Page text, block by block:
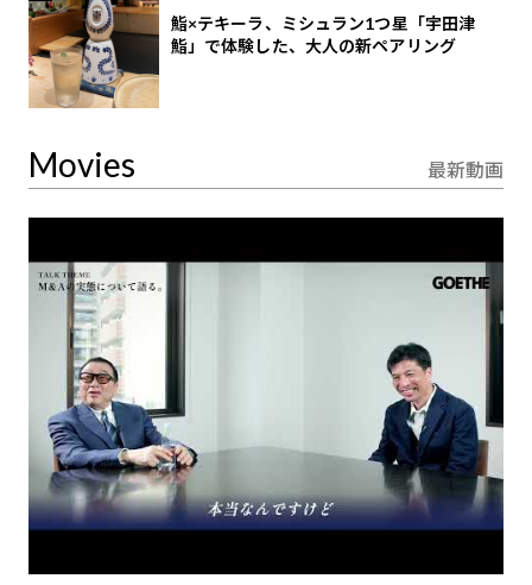
鮨×テキーラ、ミシュラン1つ星「宇田津
鮨」で体験した、大人の新ペアリング
Movies 最新動画